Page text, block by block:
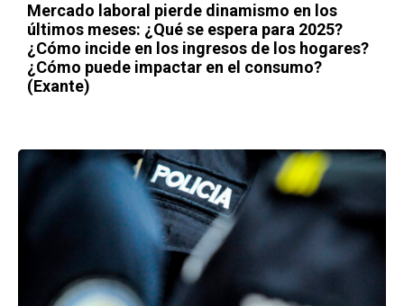
Mercado laboral pierde dinamismo en los
últimos meses: ¿Qué se espera para 2025?
¿Cómo incide en los ingresos de los hogares?
¿Cómo puede impactar en el consumo?
(Exante)